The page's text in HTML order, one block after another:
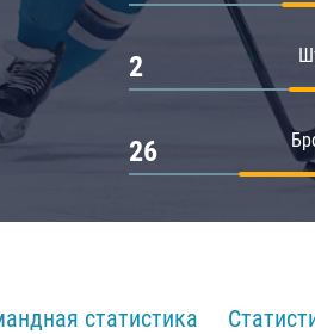
2
26
статистика